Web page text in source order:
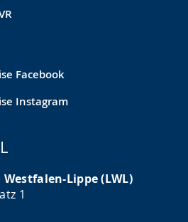
Facebook
Instagram
Lippe (LWL)
1